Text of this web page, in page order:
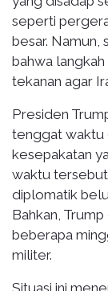
seperti
besar. Namun,
bahwa
tekanan agar
Presiden
tenggat waktu
kesepakatan
waktu
diplomatik
Bahkan,
beberapa
militer.